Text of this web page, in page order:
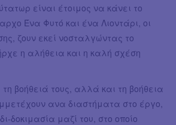
είναι έτοιμος να κάνει το
Ένα Φυτό και ένα Λιοντάρι, οι
ζουν εκεί νοσταλγώντας το
η αλήθεια και η καλή σχέση
βοήθειά τους, αλλά και τη βοήθεια
ανα διαστήματα στο έργο,
δοκιμασία μαζί του, στο οποίο